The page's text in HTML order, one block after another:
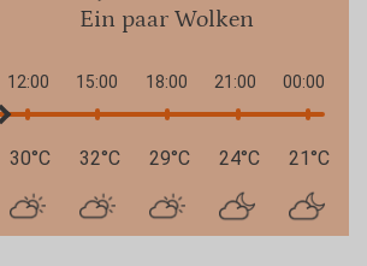
Ein paar Wolken
12:00 15:00 18:00 21:00 00:00
30°C 32°C 29°C 24°C 21°C